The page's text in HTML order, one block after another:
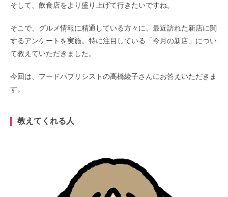
そして、飲食店をより盛り上げて行きたいですね。
そこで、グルメ情報に精通している方々に、最近訪れた新店に関
するアンケートを実施。特に注目している「今月の新店」につい
て教えていただきました。
今回は、フードパブリシストの高橋綾子さんにお答えいただきま
す。
教えてくれる人